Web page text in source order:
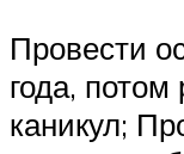
Провести
года, потом
каникул;